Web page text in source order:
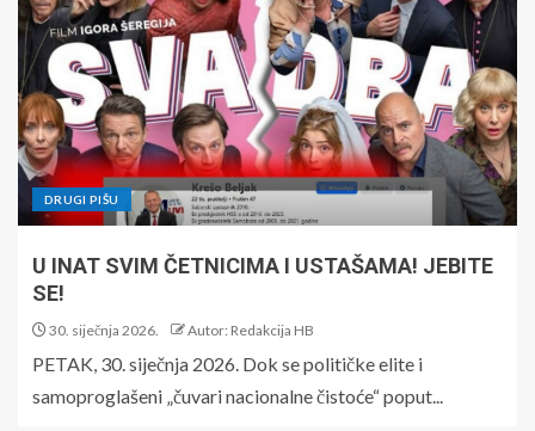
DRUGI PIŠU
U INAT SVIM ČETNICIMA I USTAŠAMA! JEBITE
SE!
30. siječnja 2026. Autor: Redakcija HB
PETAK, 30. siječnja 2026. Dok se političke elite i
samoproglašeni „čuvari nacionalne čistoće“ poput...